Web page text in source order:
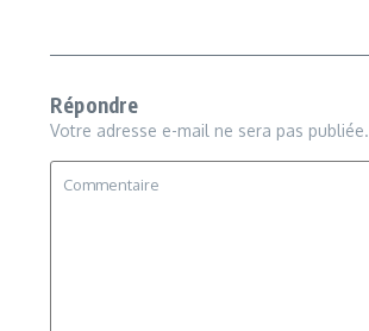
Répondre
Votre adresse e-mail ne sera pas publiée.